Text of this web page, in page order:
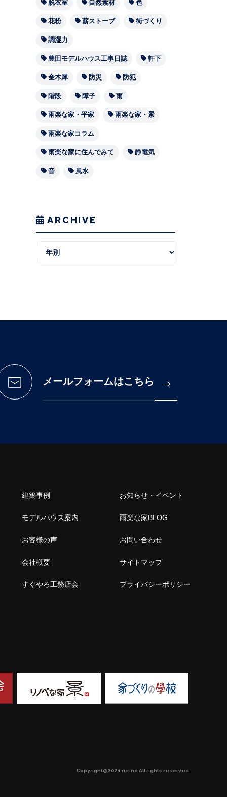
脱衣室 自然素材 色
花粉 薪ストーブ 街づくり
調湿力
豊田モデルハウス工事日誌 軒下
金木犀 防災 防犯
階段 障子 雨
雨楽な家・平家 雨楽な家・景
雨楽な家コラム
雨楽な家に住んでみて 静電気
音 風水
ARCHIVE
メールフォームはこちら
建築事例
モデルハウス案内
お客様の声
会社概要
すぐやろ工務店会
お知らせ・イベント
雨楽な家BLOG
お問い合わせ
サイトマップ
プライバシーポリシー
Copyright@2021 ric Inc.All rights reserved.